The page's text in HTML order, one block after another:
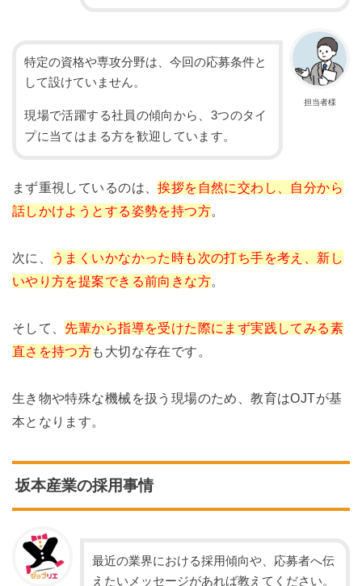
担当者様
特定の資格や専攻分野は、今回の応募条件と
して設けていません。
現場で活躍する社員の傾向から、3つのタイ
プに当てはまる方を歓迎しています。
まず重視しているのは、挨拶を自然に交わし、自分から
話しかけようとする姿勢を持つ方。
次に、
うまくいかなかった時も次の打ち手を考え、新し
いやり方を提案できる前向きな方。
そして、 先輩から指導を受けた際にまず実践してみる素
直さを持つ方も大切な存在です。
生き物や特殊な機械を扱う現場のため、教育はOJTが基
本となります。
坂本産業の採用事情
最近の業界における採用傾向や、応募者へ伝
えたいメッセージがあれば教えてください。